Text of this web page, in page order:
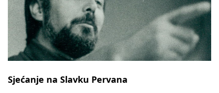
Sjećanje na Slavku Pervana